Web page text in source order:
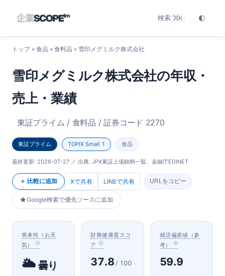
検索 ⌘K 🌓
トップ» 食品 » 食料品 » 雪印メグミルク株式会社
雪印メグミルク株式会社の年収・
売上・業績
東証プライム / 食料品 / 証券コード 2270
東証プライム TOPIX Small 1 食品
最終更新: 2026-07-27 ／ 出典: JPX東証上場銘柄一覧、金融庁EDINET
＋ 比較に追加 Xで共有 LINEで共有 URLをコピー
Google検索で優先ソースに追加
将来性（お天
気）
🌥️曇り
財務健康度スコ
ア
37.8 / 100
就活偏差値（参
考）
59.9